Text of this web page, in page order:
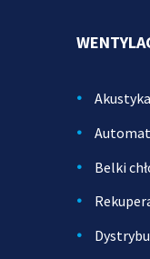
Akustyka
Belki